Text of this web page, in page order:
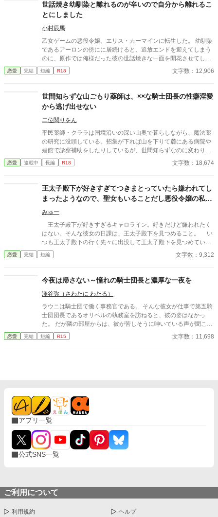
世話焼き幼馴染と離れるのが辛いので自分から離れるこ
とにしました
小村辰馬
乙女ゲームの悪役令嬢、エリス・カーマインに転生した。 幼馴染
であるアーロンの傍にに居続けると、追放エンドを迎えてしまう
のに、原作では俺様だった彼の世話焼きな一面を開花させてしま
い、居心地の良い彼のそばを離れるのが辛くなってしまう。 なら
ば彼の代わりに男友達を作ろうと画策するがーー
恋愛 完結 短編 R18 文字数：12,906
世間知らずな山ごもり薬師は、××な騎士団長の性癖淫愛
から逃げ出せない
二位関りをん
平民薬師・クララは国境沿いの深い山奥で暮らしながら、魔法薬
の研究に没頭している。招集が下れば山を下りて麓にある病院や
娼館で診察補助をしたりしているが、世間知らずなのに変わりは
ない。 ある日、山の中で倒れている男性を発見。彼はなんと騎士
団長・レイルドで女嫌いの噂を持つ人物だった。 当然女嫌いの噂
が、レイルドには隠している秘密……性癖があった。 ――君の××
××、触らせてもらえないだろうか？
恋愛 連載中 長編 R18 文字数：18,674
王太子殿下が好きすぎてつきまとっていたら嫌われてし
まったようなので、聖女もいることだし悪役令嬢の私は
退散することにしました。
みゅー
王太子殿下が好きすぎるキャロライン。好きだけど嫌われたく
はない。そんな彼女の日課は、王太子殿下を見つめること。 い
つも王太子殿下の行く先々に出没して王太子殿下を見つめていた
が、ついにそんな生活が終わるときが来る。 聖女が現れたの
だ。そして、さらにショックなことに、自分が乙女ゲームの世界
殿下に嫌われたくはないキャロラインは、王太子殿下の前から姿
を消すことにした。そんなお話です。 ちょっと切ないお話で
す。
恋愛 完結 短編 文字数：9,312
今夜は帰さない～憧れの騎士団長と濃厚な一夜を
澤谷弥（さわたに わたる）
ラウニは騎士団で働く事務官である。 そんな彼女が仕事で第五騎
士団団長であるオリベルの執務室を訪ねると、彼の姿はなかっ
た。 だが隣の部屋からは、彼が苦しそうに呻いている声が聞こえ
てきた。 そんな彼を助けようと隣室へと続く扉を開けたラウニが
目にしたのは――。
恋愛 完結 短編 R15 文字数：11,698
アプリ一覧
公式SNS一覧
ご利用について
利用規約 ヘルプ